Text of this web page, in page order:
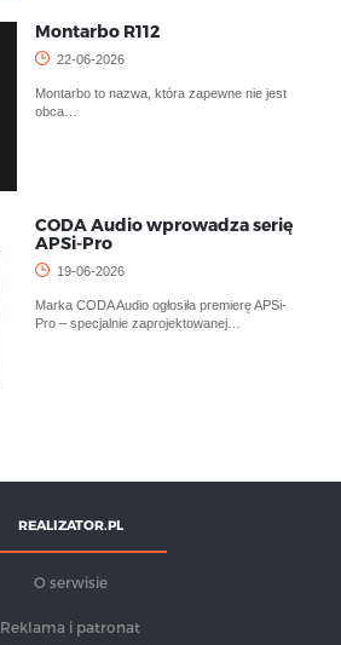
Montarbo R112
22-06-2026
Montarbo to nazwa, która zapewne nie jest
obca…
CODA Audio wprowadza serię
APSi-Pro
19-06-2026
Marka CODA Audio ogłosiła premierę APSi-
Pro – specjalnie zaprojektowanej…
REALIZATOR.PL
O serwisie
Reklama i patronat